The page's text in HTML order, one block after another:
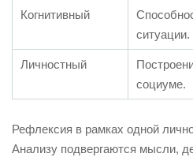
Когнитивный
ситуации.
Личностный
социуме.
Рефлексия в рамках одной
Анализу подвергаются мысли,